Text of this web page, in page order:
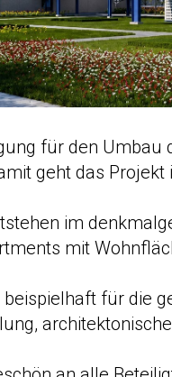
für den Umbau
geht das Projekt
im
mit
für die